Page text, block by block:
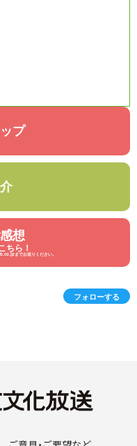
プ
想
ちら！
までお送りください。
フォローする